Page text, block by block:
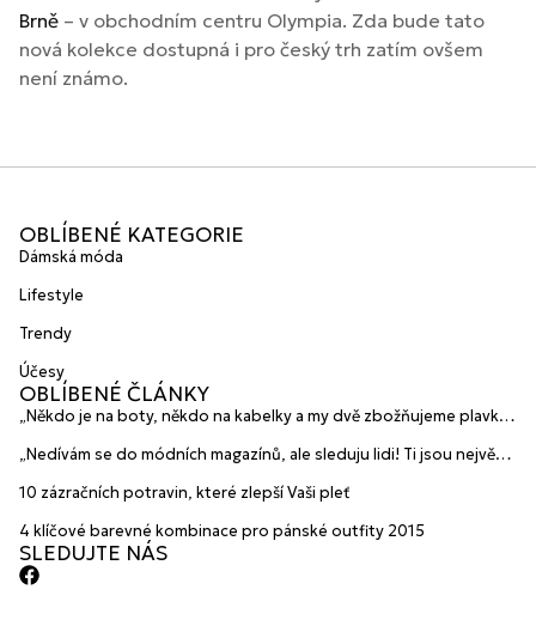
Brně – v obchodním centru Olympia. Zda bude tato
nová kolekce dostupná i pro český trh zatím ovšem
není známo.
OBLÍBENÉ KATEGORIE
Dámská móda
Lifestyle
Trendy
Účesy
OBLÍBENÉ ČLÁNKY
„Někdo je na boty, někdo na kabelky a my dvě zbožňujeme plavky“
HANAJANA Swimwear
„Nedívám se do módních magazínů, ale sleduju lidi! Ti jsou největší
10 zázračních potravin, které zlepší Vaši pleť
4 klíčové barevné kombinace pro pánské outfity 2015
SLEDUJTE NÁS